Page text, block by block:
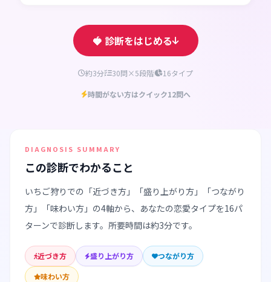
🍓 診断をはじめる
約3分 30問×5段階 16タイプ
時間がない方はクイック12問へ
DIAGNOSIS SUMMARY
この診断でわかること
いちご狩りでの「近づき方」「盛り上がり方」「つながり
方」「味わい方」の4軸から、あなたの恋愛タイプを16パ
ターンで診断します。所要時間は約3分です。
近づき方 盛り上がり方
つながり方
味わい方